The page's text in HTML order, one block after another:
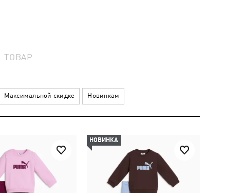
ТОВАР
Максимальной скидке Новинкам
НОВИНКА